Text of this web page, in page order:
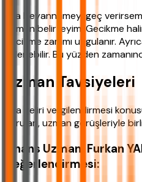
" Ya beyannameyi geç
hemen belirteyim: Gecikme
gecikme zammı uygulanır.
eklenebilir. Bu yüzden
Uzman Tavsiyeleri
Kira geliri vergilendirmesi
soruları, uzman görüşleriyle
Finans Uzmanı Furkan
Değerlendirmesi: